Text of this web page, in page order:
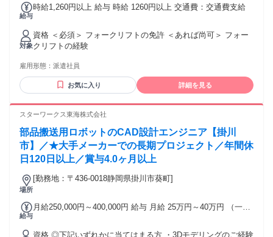
＝＝＝＝ ▶“今よりもっと”レベルアップ◀ ＝＝＝＝＝＝＝＝
助制度 ・資格取得奨励金制度 ＼こんな未来も実現できます／
★多彩なプロジェクトを経験し、リーダーに。 ★スキルを磨
き続け、最先端の技術に触れる。 ★大手メーカーの正社員へ
転籍。 豊富な選択肢がある当社で、 新しい可能性を拓きませ
んか？ ＝＝＝＝＝＝＝＝＝＝＝＝＝＝＝ ▶以下に当てはまる
方も歓迎！◀ ＝＝＝＝＝＝＝＝＝＝＝＝＝＝＝ ・第二新卒歓
迎 ・初めての転職歓迎 ・経験が浅い方も歓迎 ・上流工程へ
挑戦したい方歓迎 ・市場価値を高めたい方歓迎 ・自動車整備
士学校卒業の方 ・CAD操作や図面読解経験がある方 ・理工系
大学、工業高校等で 機械・電気電子を学ばれた方 ・製造、自
動車整備士、施工管理、 CADオペレーター経験者 ＝＝＝＝＝
＝＝＝＝＝＝＝＝＝＝ ▶下記ツールの使用経験者歓迎◀ ＝＝
CATIAV5 AutoCAD Creo NX SolidWorks CR-5000 CR-8000
三次元測定機 オシロスコープ ロジックアナライザ スペクト
ラムアナライザ NC旋盤 フライス盤
給与
時給1,260円以上 給与 時給 1260円以上 交通費：交通費支給
対象
資格 ＜必須＞ フォークリフトの免許 ＜あれば尚可＞ フォー
クリフトの経験
雇用形態： 派遣社員
お気に入り 詳細を見る
スターワークス東海株式会社
部品搬送用ロボットのCAD設計エンジニア【掛川
市】／★大手メーカーでの長期プロジェクト／年間休
日120日以上／賞与4.0ヶ月以上
場所
[勤務地：〒436-0018静岡県掛川市葵町]
給与
月給250,000円～400,000円 給与 月給 25万円～40万円 （一律
給) ※年齢・経験を考慮の上、当社規定により優遇いたしま
資格 ◎下記いずれかに当てはまる方 ・3Dモデリングのご経験